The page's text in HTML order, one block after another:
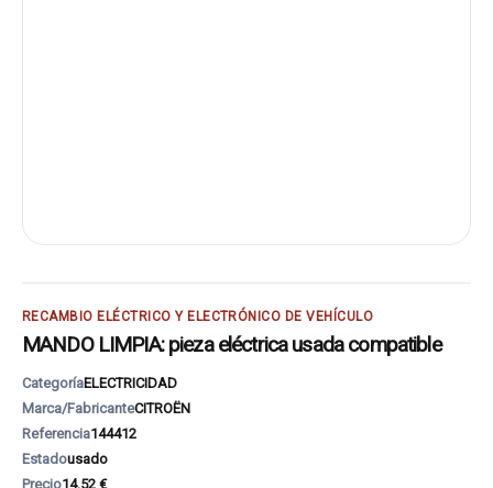
RECAMBIO ELÉCTRICO Y ELECTRÓNICO DE VEHÍCULO
MANDO LIMPIA: pieza eléctrica usada compatible
CategoríaELECTRICIDAD
Marca/FabricanteCITROËN
Referencia144412
Estadousado
Precio14,52 €